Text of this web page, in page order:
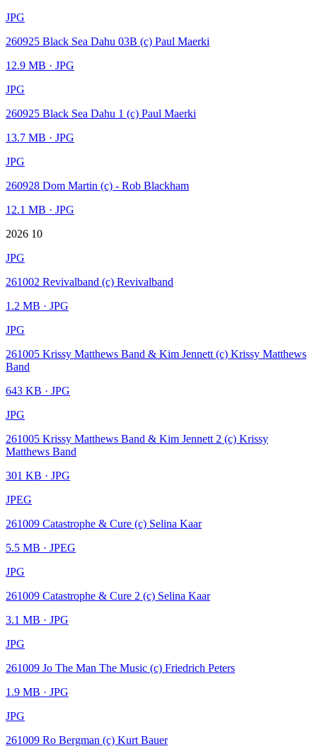
JPG
260925 Black Sea Dahu 03B (c) Paul Maerki
12.9 MB · JPG
JPG
260925 Black Sea Dahu 1 (c) Paul Maerki
13.7 MB · JPG
JPG
260928 Dom Martin (c) - Rob Blackham
12.1 MB · JPG
2026 10
JPG
261002 Revivalband (c) Revivalband
1.2 MB · JPG
JPG
261005 Krissy Matthews Band & Kim Jennett (c) Krissy Matthews
Band
643 KB · JPG
JPG
261005 Krissy Matthews Band & Kim Jennett 2 (c) Krissy
Matthews Band
301 KB · JPG
JPEG
261009 Catastrophe & Cure (c) Selina Kaar
5.5 MB · JPEG
JPG
261009 Catastrophe & Cure 2 (c) Selina Kaar
3.1 MB · JPG
JPG
261009 Jo The Man The Music (c) Friedrich Peters
1.9 MB · JPG
JPG
261009 Ro Bergman (c) Kurt Bauer